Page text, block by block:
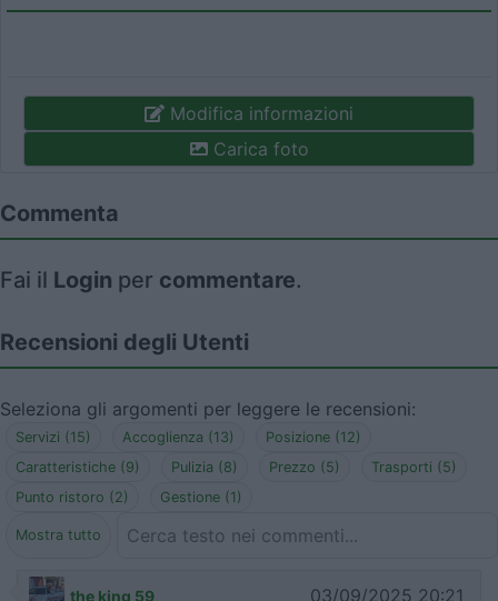
Modifica informazioni
Carica foto
Commenta
Fai il Login per commentare.
Recensioni degli Utenti
Seleziona gli argomenti per leggere le recensioni:
Servizi (15) Accoglienza (13)
Posizione (12)
Caratteristiche (9)
Pulizia (8) Prezzo (5)
Trasporti (5)
Punto ristoro (2)
Gestione (1)
Mostra tutto
the king 59 03/09/2025 20:21